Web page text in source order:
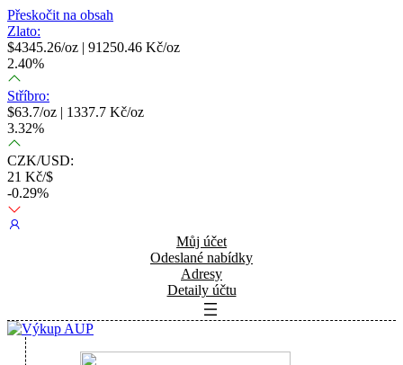
Přeskočit na obsah
Zlato:
$4345.26/oz | 91250.46 Kč/oz
2.40%
Stříbro:
$63.7/oz | 1337.7 Kč/oz
3.32%
CZK/USD:
21 Kč/$
-0.29%
Můj účet
Odeslané nabídky
Adresy
Detaily účtu